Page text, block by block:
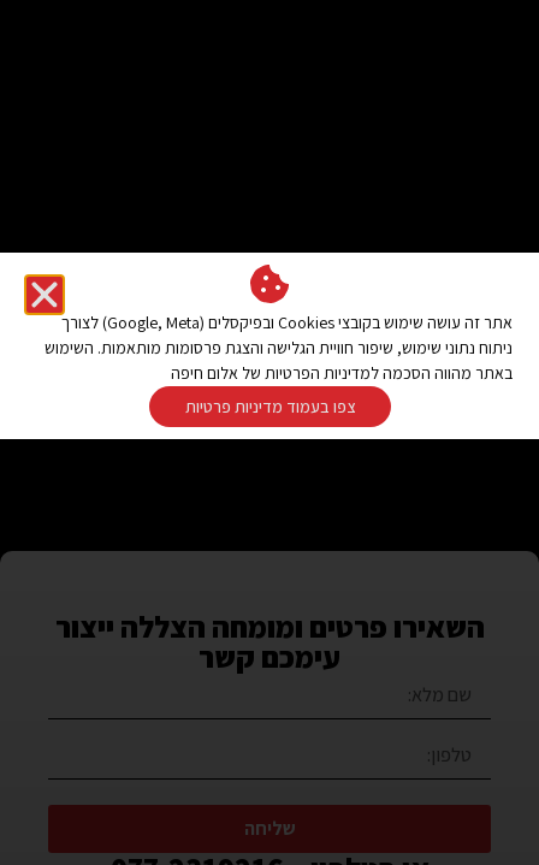
השאירו פרטים ומומחה הצללה ייצור
עימכם קשר
שליחה
אתר זה עושה שימוש בקובצי Cookies ובפיקסלים (Google, Meta) לצורך
ניתוח נתוני שימוש, שיפור חוויית הגלישה והצגת פרסומות מותאמות. השימוש
באתר מהווה הסכמה למדיניות הפרטיות של אלום חיפה
צפו בעמוד מדיניות פרטיות